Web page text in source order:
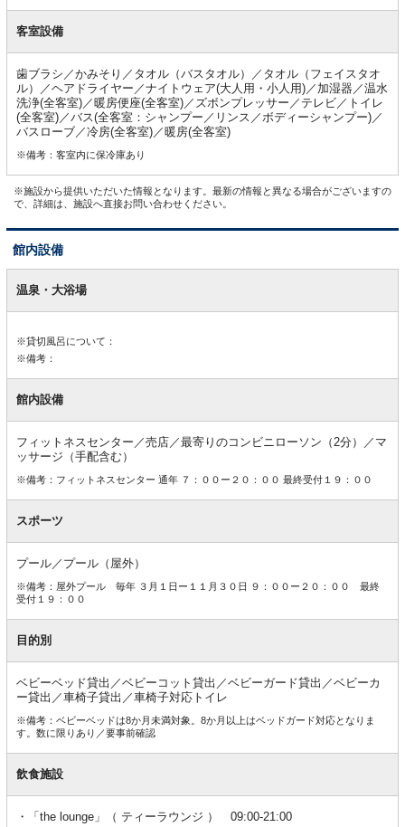
客室設備
歯ブラシ／かみそり／タオル（バスタオル）／タオル（フェイスタオ
ル）／ヘアドライヤー／ナイトウェア(大人用・小人用)／加湿器／温水
洗浄(全客室)／暖房便座(全客室)／ズボンプレッサー／テレビ／トイレ
(全客室)／バス(全客室：シャンプー／リンス／ボディーシャンプー)／
バスローブ／冷房(全客室)／暖房(全客室)
※備考：客室内に保冷庫あり
※施設から提供いただいた情報となります。最新の情報と異なる場合がございますの
で、詳細は、施設へ直接お問い合わせください。
館内設備
内温泉・大浴場
※貸切風呂について：
※備考：
館内設備
フィットネスセンター／売店／最寄りのコンビニローソン（2分）／マ
ッサージ（手配含む）
※備考：フィットネスセンター 通年 ７：００ー２０：００ 最終受付１９：００
スポーツ
プール／プール（屋外）
※備考：屋外プール 毎年 ３月１日ー１１月３０日 ９：００ー２０：００ 最終
受付１９：００
目的別
ベビーベッド貸出／ベビーコット貸出／ベビーガード貸出／ベビーカ
ー貸出／車椅子貸出／車椅子対応トイレ
※備考：ベビーベッドは8か月未満対象。8か月以上はベッドガード対応となりま
す。数に限りあり／要事前確認
飲食施設
「the lounge」（ ティーラウンジ ） 09:00-21:00